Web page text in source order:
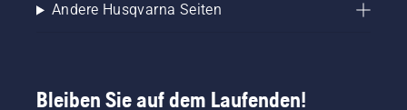
Andere Husqvarna Seiten
Bleiben Sie auf dem Laufenden!